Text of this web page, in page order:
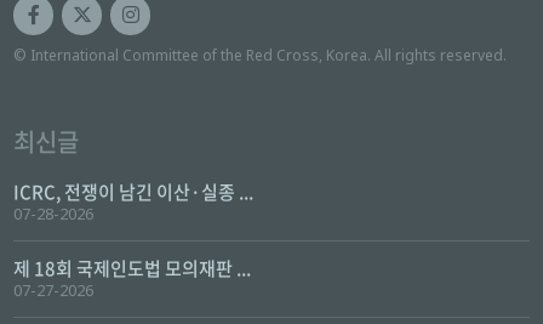
© International Committee of the Red Cross, Korea. All rights reserved.
최신글
ICRC, 전쟁이 남긴 이산·실종 ...
07-28-2026
제 18회 국제인도법 모의재판 ...
07-27-2026